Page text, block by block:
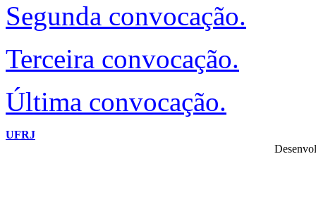
Segunda convocação.
Terceira convocação.
Última convocação.
UFRJ